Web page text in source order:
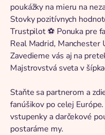
poukážky na mieru na
Stovky pozitívnych
Trustpilot ⚽ Ponuka pre
Real Madrid, Manchester
Zavedieme vás aj na
Majstrovstvá sveta v
Staňte sa partnerom a
fanúšikov po celej
vstupenky a darčekové
postaráme my.